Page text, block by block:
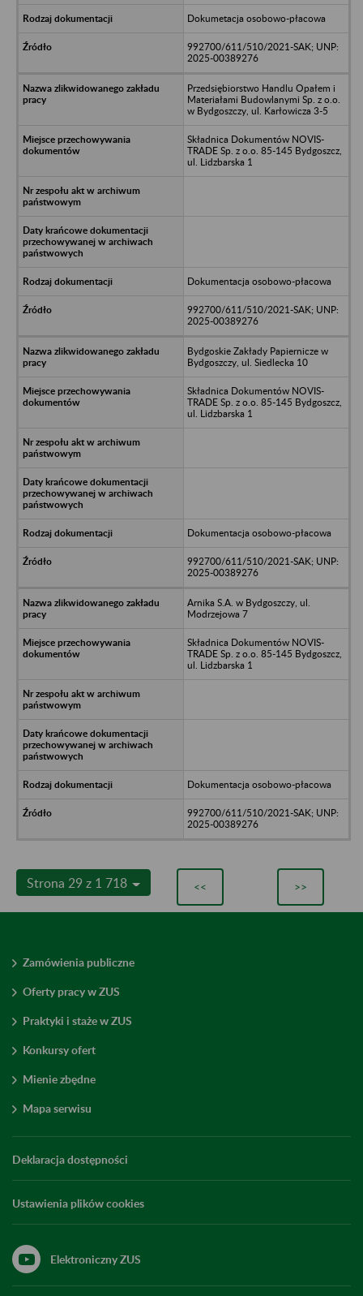
Dokumetacja osobowo-płacowa
992700/611/510/2021-SAK; UNP:
2025-00389276
Przedsiębiorstwo Handlu Opałem i
Materiałami Budowlanymi Sp. z o.o.
w Bydgoszczy, ul. Karłowicza 3-5
Składnica Dokumentów NOVIS-
TRADE Sp. z o.o. 85-145 Bydgoszcz,
ul. Lidzbarska 1
Dokumentacja osobowo-płacowa
992700/611/510/2021-SAK; UNP:
2025-00389276
Bydgoskie Zakłady Papiernicze w
Bydgoszczy, ul. Siedlecka 10
Składnica Dokumentów NOVIS-
TRADE Sp. z o.o. 85-145 Bydgoszcz,
ul. Lidzbarska 1
Dokumentacja osobowo-płacowa
992700/611/510/2021-SAK; UNP:
2025-00389276
Arnika S.A. w Bydgoszczy, ul.
Modrzejowa 7
Składnica Dokumentów NOVIS-
TRADE Sp. z o.o. 85-145 Bydgoszcz,
ul. Lidzbarska 1
Dokumentacja osobowo-płacowa
992700/611/510/2021-SAK; UNP:
2025-00389276
Strona 29 z 1 718 << >>
Zamówienia publiczne
Oferty pracy w ZUS
Praktyki i staże w ZUS
Konkursy ofert
Mienie zbędne
Mapa serwisu
Deklaracja dostępności
Ustawienia plików cookies
Elektroniczny ZUS